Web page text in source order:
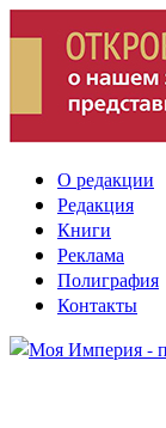
О редакции
Редакция
Книги
Реклама
Полиграфия
Контакты